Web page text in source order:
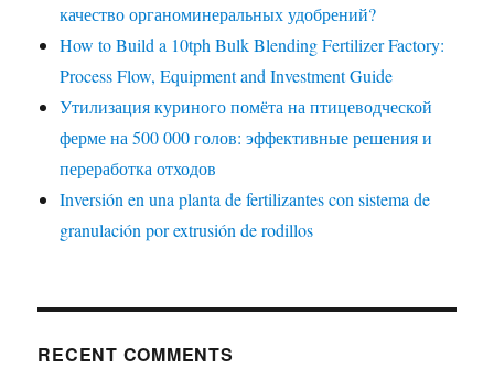
качество органоминеральных удобрений?
How to Build a 10tph Bulk Blending Fertilizer Factory:
Process Flow, Equipment and Investment Guide
Утилизация куриного помёта на птицеводческой
ферме на 500 000 голов: эффективные решения и
переработка отходов
Inversión en una planta de fertilizantes con sistema de
granulación por extrusión de rodillos
RECENT COMMENTS